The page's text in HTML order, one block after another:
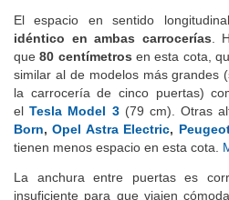
El espacio en sentido
idéntico en ambas carrocerías
.
que80 centímetrosen esta cota,
similar al de modelos más grandes
la carrocería de cinco puertas)
elTesla Model 3 (79 cm). Otras
Born, Opel Astra Electric,
La anchura entre puertas es